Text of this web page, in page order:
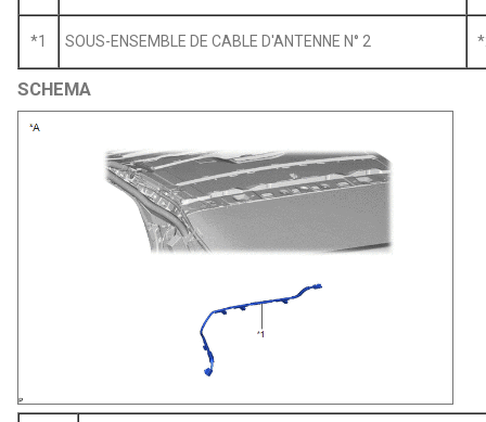
*1 SOUS-ENSEMBLE DE CABLE D'ANTENNE N° 2
SCHEMA